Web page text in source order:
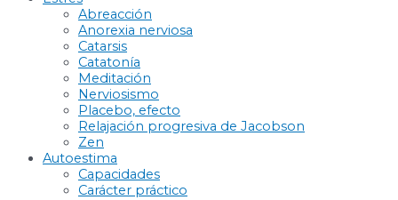
Abreacción
Anorexia nerviosa
Catarsis
Catatonía
Meditación
Nerviosismo
Placebo, efecto
Relajación progresiva de Jacobson
Zen
Autoestima
Capacidades
Carácter práctico